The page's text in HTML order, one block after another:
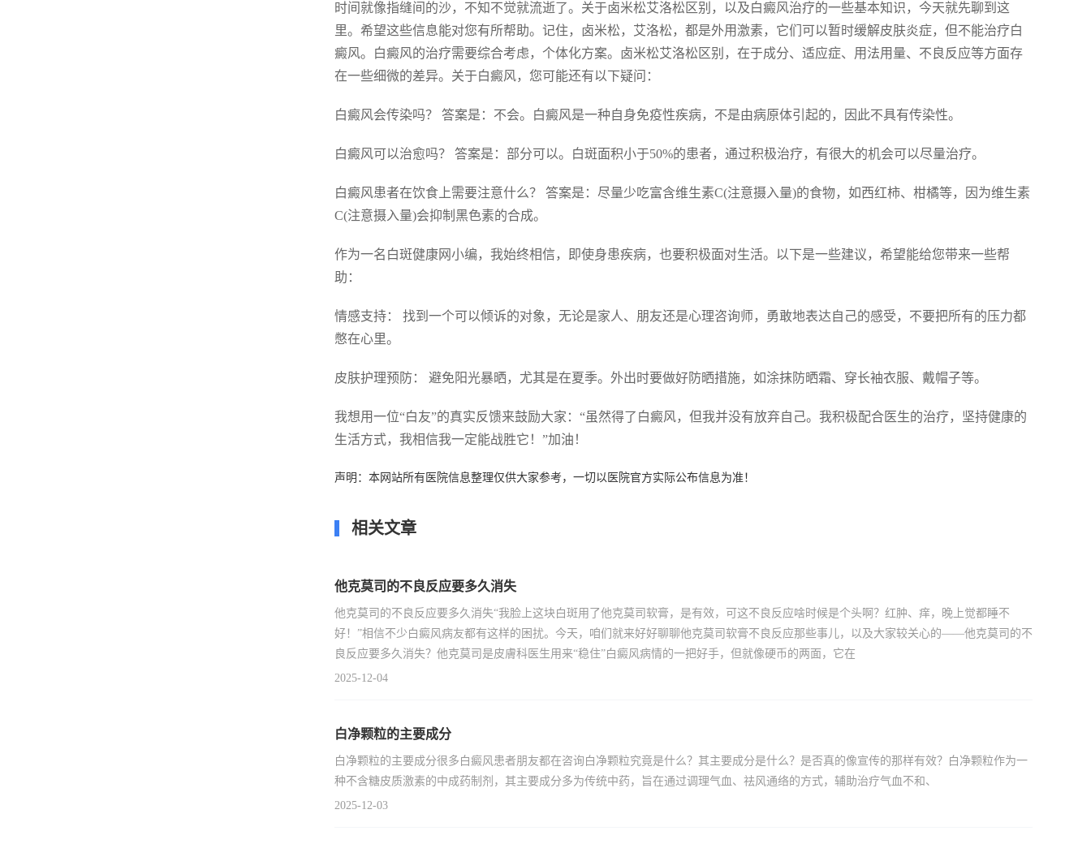
时间就像指缝间的沙，不知不觉就流逝了。关于卤米松艾洛松区别，以及白癜风治疗的一些基本知识，今天就先聊到这
里。希望这些信息能对您有所帮助。记住，卤米松，艾洛松，都是外用激素，它们可以暂时缓解皮肤炎症，但不能治疗白
癜风。白癜风的治疗需要综合考虑，个体化方案。卤米松艾洛松区别，在于成分、适应症、用法用量、不良反应等方面存
在一些细微的差异。关于白癜风，您可能还有以下疑问：
白癜风会传染吗？ 答案是：不会。白癜风是一种自身免疫性疾病，不是由病原体引起的，因此不具有传染性。
白癜风可以治愈吗？ 答案是：部分可以。白斑面积小于50%的患者，通过积极治疗，有很大的机会可以尽量治疗。
白癜风患者在饮食上需要注意什么？ 答案是：尽量少吃富含维生素C(注意摄入量)的食物，如西红柿、柑橘等，因为维生素
C(注意摄入量)会抑制黑色素的合成。
作为一名白斑健康网小编，我始终相信，即使身患疾病，也要积极面对生活。以下是一些建议，希望能给您带来一些帮
助：
情感支持： 找到一个可以倾诉的对象，无论是家人、朋友还是心理咨询师，勇敢地表达自己的感受，不要把所有的压力都
憋在心里。
皮肤护理预防： 避免阳光暴晒，尤其是在夏季。外出时要做好防晒措施，如涂抹防晒霜、穿长袖衣服、戴帽子等。
我想用一位“白友”的真实反馈来鼓励大家：“虽然得了白癜风，但我并没有放弃自己。我积极配合医生的治疗，坚持健康的
生活方式，我相信我一定能战胜它！”加油！
声明：本网站所有医院信息整理仅供大家参考，一切以医院官方实际公布信息为准！
相关文章
他克莫司的不良反应要多久消失
他克莫司的不良反应要多久消失“我脸上这块白斑用了他克莫司软膏，是有效，可这不良反应啥时候是个头啊？红肿、痒，晚上觉都睡不
好！”相信不少白癜风病友都有这样的困扰。今天，咱们就来好好聊聊他克莫司软膏不良反应那些事儿，以及大家较关心的——他克莫司的不
良反应要多久消失？他克莫司是皮膚科医生用来“稳住”白癜风病情的一把好手，但就像硬币的两面，它在
2025-12-04
白净颗粒的主要成分
白净颗粒的主要成分很多白癜风患者朋友都在咨询白净颗粒究竟是什么？其主要成分是什么？是否真的像宣传的那样有效？白净颗粒作为一
种不含糖皮质激素的中成药制剂，其主要成分多为传统中药，旨在通过调理气血、祛风通络的方式，辅助治疗气血不和、
2025-12-03